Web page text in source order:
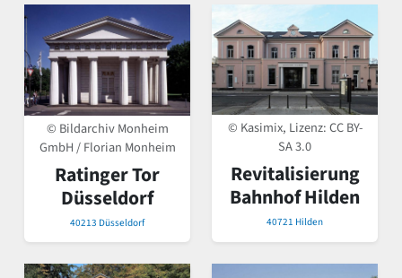
© Bildarchiv Monheim
GmbH / Florian Monheim
Ratinger Tor
Düsseldorf
40213 Düsseldorf
© Kasimix, Lizenz:CC BY-
SA 3.0
Revitalisierung
Bahnhof Hilden
40721 Hilden